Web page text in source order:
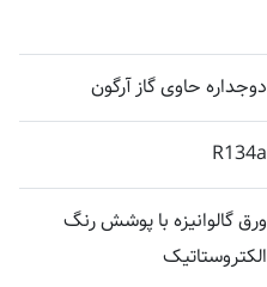
دوجداره حاوی گاز آرگون
R134a
ورق گالوانیزه با پوشش رنگ
الکتروستاتیک